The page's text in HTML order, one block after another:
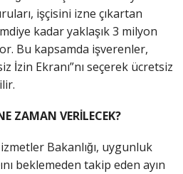
işçisini izne çıkartan
kadar yaklaşık 3 milyon
Bu kapsamda işverenler,
İzin Ekranı”nı seçerek ücretsiz
ZAMAN VERİLECEK?
Bakanlığı, uygunluk
beklemeden takip eden ayın